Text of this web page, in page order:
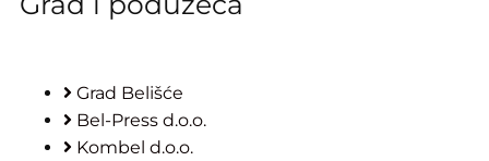
Grad Belišće
Bel-Press d.o.o.
Kombel d.o.o.